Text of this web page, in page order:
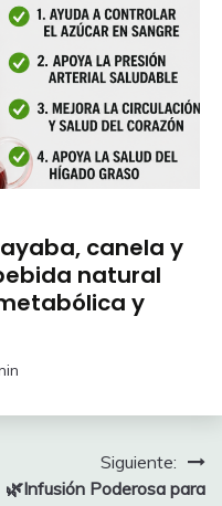
canela y
natural
y
Siguiente:
🌿Infusión Poderosa para